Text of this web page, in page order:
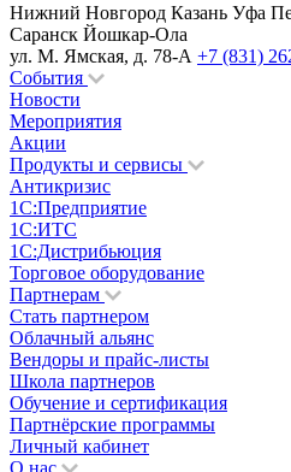
Нижний Новгород Казань Уфа
Саранск Йошкар-Ола
ул. М. Ямская, д. 78-А +7 (831)
События
Новости
Мероприятия
Акции
Продукты и сервисы
Антикризис
1С:Предприятие
1С:ИТС
1С:Дистрибьюция
Торговое оборудование
Партнерам
Стать партнером
Облачный альянс
Вендоры и прайс-листы
Школа партнеров
Обучение и сертификация
Партнёрские программы
Личный кабинет
О нас